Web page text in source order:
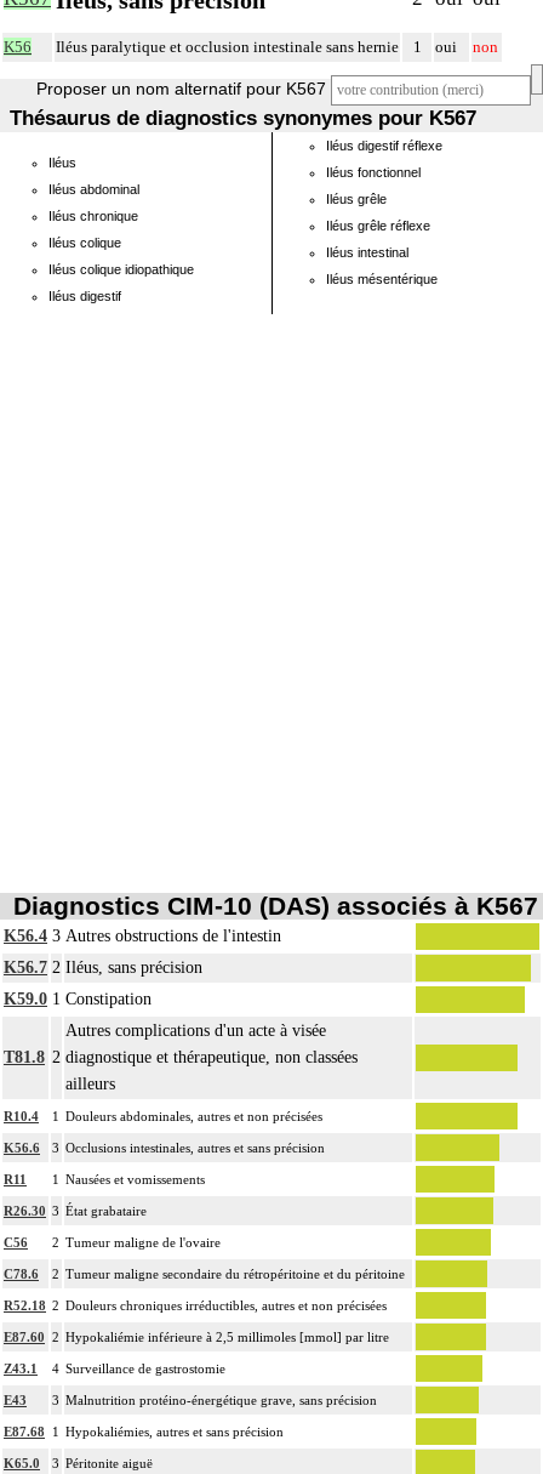
K56 Iléus paralytique et occlusion intestinale sans hernie 1 oui non
Proposer un nom alternatif pour K567
Thésaurus de diagnostics synonymes pour K567
Iléus
Iléus abdominal
Iléus chronique
Iléus colique
Iléus colique idiopathique
Iléus digestif
Iléus digestif réflexe
Iléus fonctionnel
Iléus grêle
Iléus grêle réflexe
Iléus intestinal
Iléus mésentérique
Diagnostics CIM-10 (DAS) associés à K567
K56.4 3 Autres obstructions de l'intestin
K56.7 2 Iléus, sans précision
K59.0 1 Constipation
T81.8 2
Autres complications d'un acte à visée
diagnostique et thérapeutique, non classées
ailleurs
R10.4 1 Douleurs abdominales, autres et non précisées
K56.6 3 Occlusions intestinales, autres et sans précision
R11 1 Nausées et vomissements
R26.30 3 État grabataire
C56 2 Tumeur maligne de l'ovaire
C78.6 2 Tumeur maligne secondaire du rétropéritoine et du péritoine
R52.18 2 Douleurs chroniques irréductibles, autres et non précisées
E87.60 2 Hypokaliémie inférieure à 2,5 millimoles [mmol] par litre
Z43.1 4 Surveillance de gastrostomie
E43 3 Malnutrition protéino-énergétique grave, sans précision
E87.68 1 Hypokaliémies, autres et sans précision
K65.0 3 Péritonite aiguë